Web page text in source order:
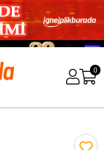
0